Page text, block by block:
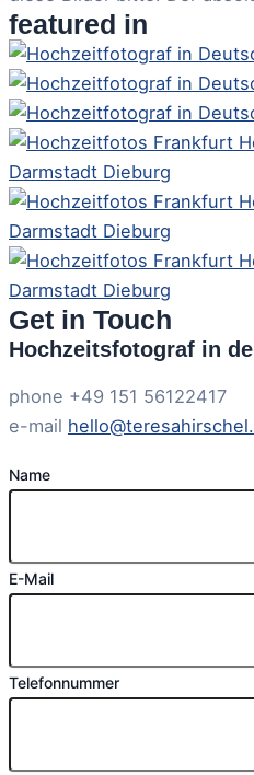
featured in
Get in Touch
Hochzeitsfotograf in
phone +49 151 56122417
e-mail
Name
E-Mail
Telefonnummer